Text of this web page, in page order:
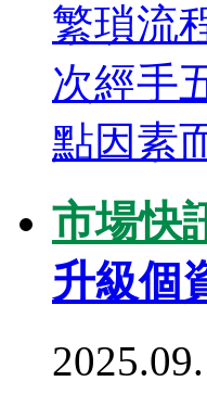
繁瑣流
次經手
點因素
市場快
升級個